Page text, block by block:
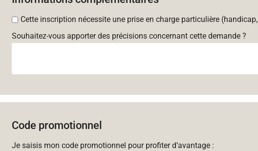
Cette inscription nécessite une prise en charge particulière
Souhaitez-vous apporter des précisions concernant cette demande ?
Code promotionnel
Je saisis mon code promotionnel pour profiter d’avantage :